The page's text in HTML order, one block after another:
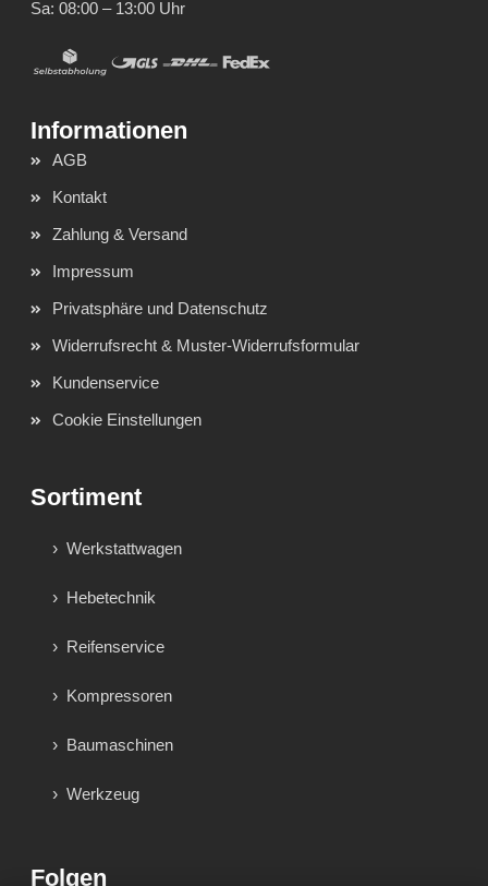
Sa: 08:00 – 13:00 Uhr
AGB
Kontakt
Zahlung & Versand
Impressum
Privatsphäre und Datenschutz
Widerrufsrecht & Muster-Widerrufsformular
Kundenservice
Cookie Einstellungen
Sortiment
Werkstattwagen
Hebetechnik
Reifenservice
Kompressoren
Baumaschinen
Werkzeug
Folgen